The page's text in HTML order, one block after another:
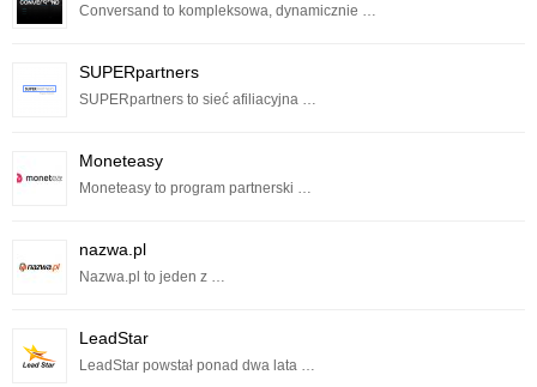
Conversand to kompleksowa, dynamicznie …
SUPERpartners
SUPERpartners to sieć afiliacyjna …
Moneteasy
Moneteasy to program partnerski …
nazwa.pl
Nazwa.pl to jeden z …
LeadStar
LeadStar powstał ponad dwa lata …